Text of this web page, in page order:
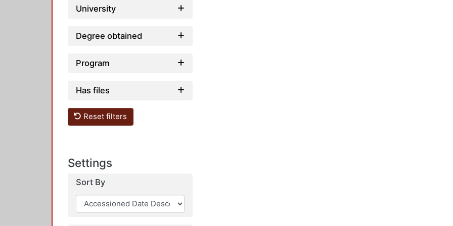
University
Degree obtained
Program
Has files
Reset filters
Settings
Sort By